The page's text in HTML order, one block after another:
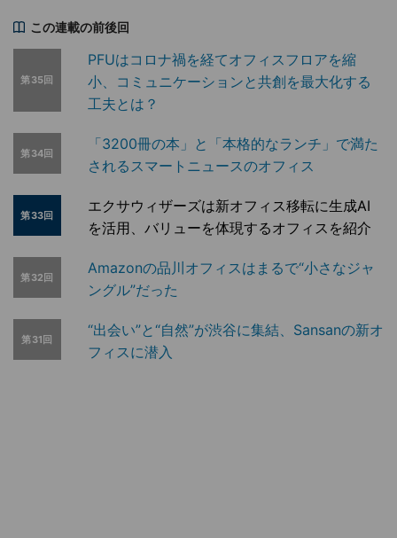
この連載の前後回
第35回
PFUはコロナ禍を経てオフィスフロアを縮
小、コミュニケーションと共創を最大化する
工夫とは？
第34回
「3200冊の本」と「本格的なランチ」で満た
されるスマートニュースのオフィス
第33回
エクサウィザーズは新オフィス移転に生成AI
を活用、バリューを体現するオフィスを紹介
第32回
Amazonの品川オフィスはまるで“小さなジャ
ングル”だった
第31回
“出会い”と“自然”が渋谷に集結、Sansanの新オ
フィスに潜入